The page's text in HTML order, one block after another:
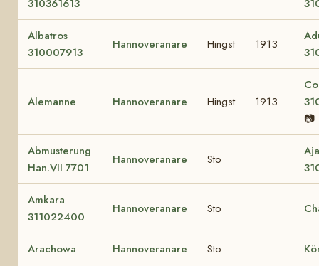
310361613
Albatros
310007913
Hannoveranare Hingst 1913
Alemanne Hannoveranare Hingst 1913
📷
Abmusterung
Han.VII 7701
Hannoveranare Sto
Aja
Amkara
311022400
Hannoveranare Sto
Arachowa Hannoveranare Sto